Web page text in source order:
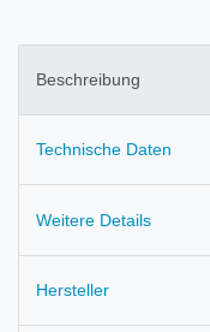
Beschreibung
Technische Daten
Weitere Details
Hersteller